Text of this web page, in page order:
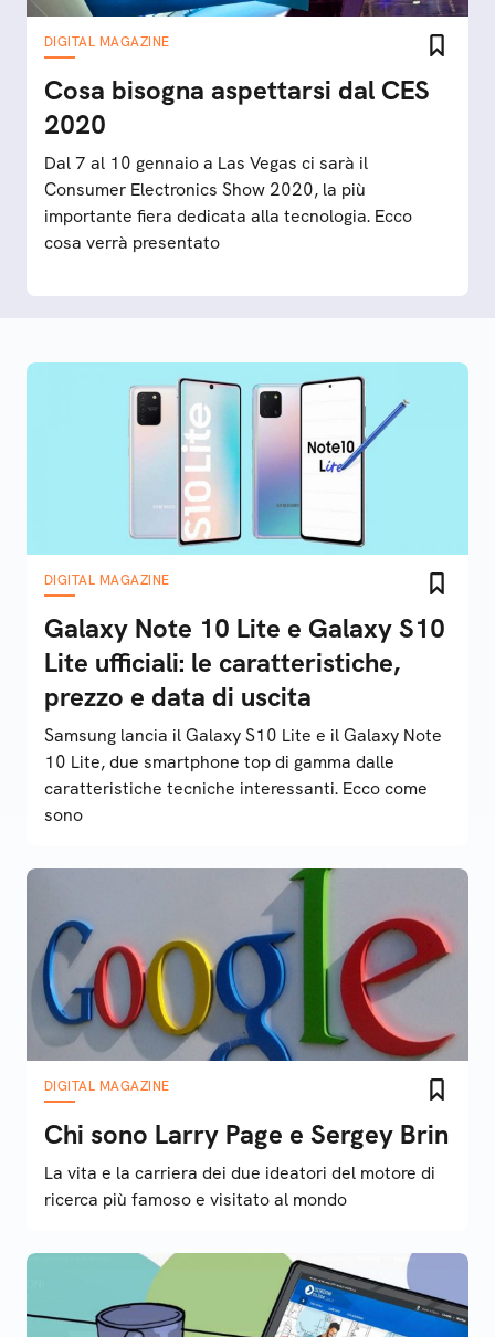
DIGITAL MAGAZINE
Cosa bisogna aspettarsi dal CES
2020
Dal 7 al 10 gennaio a Las Vegas ci sarà il
Consumer Electronics Show 2020, la più
importante fiera dedicata alla tecnologia. Ecco
cosa verrà presentato
DIGITAL MAGAZINE
Galaxy Note 10 Lite e Galaxy S10
Lite ufficiali: le caratteristiche,
prezzo e data di uscita
Samsung lancia il Galaxy S10 Lite e il Galaxy Note
10 Lite, due smartphone top di gamma dalle
caratteristiche tecniche interessanti. Ecco come
sono
DIGITAL MAGAZINE
Chi sono Larry Page e Sergey Brin
La vita e la carriera dei due ideatori del motore di
ricerca più famoso e visitato al mondo